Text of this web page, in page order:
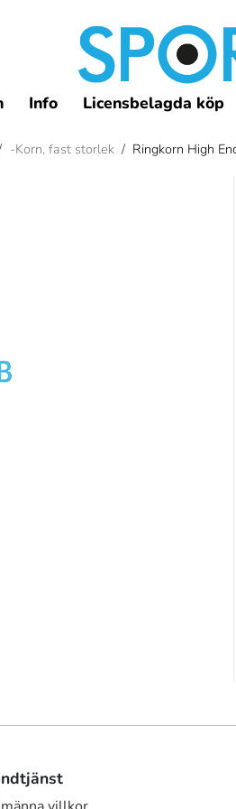
Info Licensbelagda köp
-Korn, fast storlek / Ringkorn High